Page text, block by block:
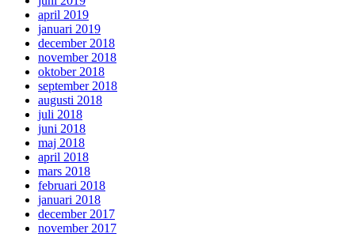
april 2019
januari 2019
december 2018
november 2018
oktober 2018
september 2018
augusti 2018
juli 2018
juni 2018
maj 2018
april 2018
mars 2018
februari 2018
januari 2018
december 2017
november 2017